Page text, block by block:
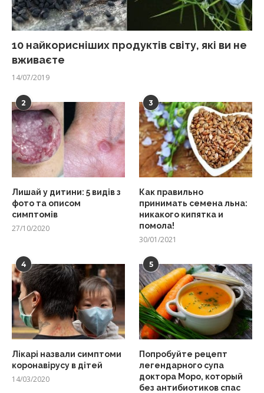
10 найкорисніших продуктів світу, які ви не
вживаєте
14/07/2019
2
Лишай у дитини: 5 видів з
фото та описом
симптомів
27/10/2020
3
Как правильно
принимать семена льна:
никакого кипятка и
помола!
30/01/2021
4
Лікарі назвали симптоми
коронавірусу в дітей
14/03/2020
5
Попробуйте рецепт
легендарного супа
доктора Моро, который
без антибиотиков спас